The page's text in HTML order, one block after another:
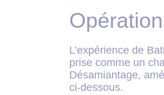
L’expérience de
prise comme un
Désamiantage,
ci-dessous.